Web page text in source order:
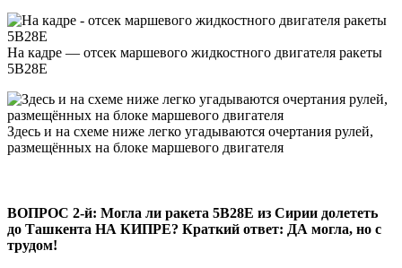
На кадре — отсек маршевого жидкостного двигателя ракеты
5В28Е
Здесь и на схеме ниже легко угадываются очертания рулей,
размещённых на блоке маршевого двигателя
ВОПРОС 2-й: Могла ли ракета 5В28Е из Сирии долететь
до Ташкента НА КИПРЕ? Краткий ответ: ДА могла, но с
трудом!